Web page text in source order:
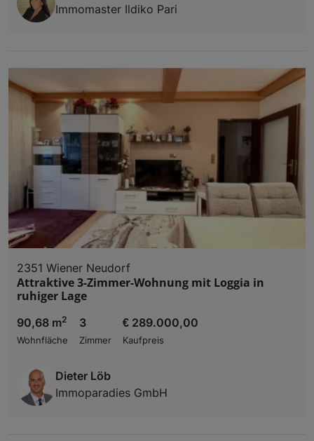
Immomaster Ildiko Pari
2351 Wiener Neudorf
Attraktive 3-Zimmer-Wohnung mit Loggia in
ruhiger Lage
90,68 m2
Wohnfläche
3
Zimmer
€ 289.000,00
Kaufpreis
Dieter Löb
Immoparadies GmbH